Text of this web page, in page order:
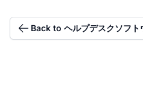
Back to ヘルプデスクソフト